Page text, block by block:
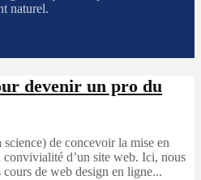
naturel.
devenir un pro du
de concevoir la mise en
convivialité d’un site web. Ici, nous
de web design en ligne...